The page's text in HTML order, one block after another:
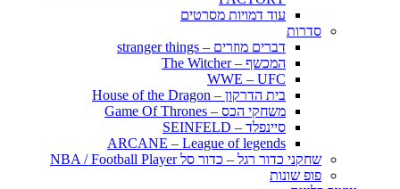
עוד דמויות מסרטים
סדרות
דברים מוזרים – stranger things
המכשף – The Witcher
WWE – UFC
בית הדרקון – House of the Dragon
משחקי הכס – Game Of Thrones
סיינפלד – SEINFELD
ARCANE – League of legends
שחקני כדור רגל – כדור סל NBA / Football Player
פופ שונות